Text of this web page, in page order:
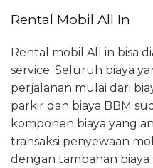
Rental Mobil All In
Rental mobil All in bisa
service. Seluruh biaya
perjalanan mulai dari
parkir dan biaya BBM
komponen biaya yang
transaksi penyewaan
dengan tambahan biaya